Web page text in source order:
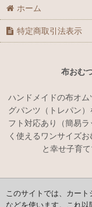
ホーム
特定商取引法表示
布おむ
ハンドメイドの布オ
グパンツ（トレパン
フト対応あり（簡易
く使えるワンサイズ
と幸せ子育
このサイトでは、カー
などを使います。これ